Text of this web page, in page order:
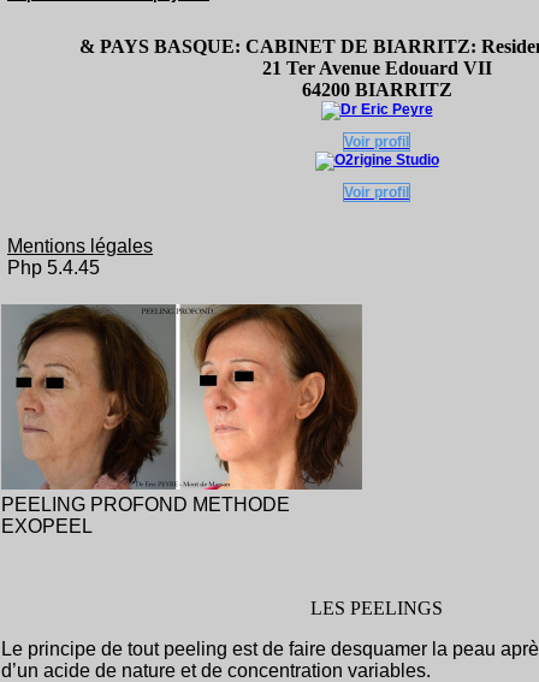
& PAYS BASQUE: CABINET DE BIARRITZ:
21 Ter Avenue Edouard VII
64200 BIARRITZ
Voir profil
Voir profil
Mentions légales
Php 5.4.45
PEELING PROFOND METHODE
EXOPEEL
LES PEELINGS
Le principe de tout peeling est de faire desquamer la peau
d’un acide de nature et de concentration variables.